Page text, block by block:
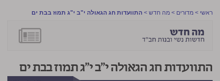
ראשי > מדורים > מה חדש > התוועדות חג הגאולה י"ב י"ג תמוז בבת ים
התוועדות חג הגאולה י"ב י"ג תמוז בבת ים